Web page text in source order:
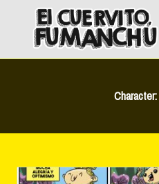
content
Character: